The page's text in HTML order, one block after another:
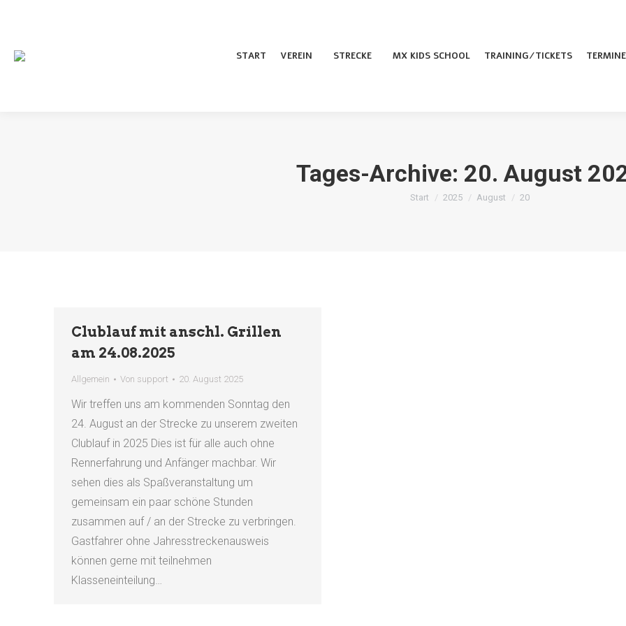
START VEREIN STRECKE MX KIDS SCHOOL TRAINING/TICKETS TERMINE
Tages-Archive: 20. August
Sie befinden sich hier:
Start 2025 August 20
Clublauf mit anschl. Grillen
am 24.08.2025
Allgemein Von support 20. August 2025
Wir treffen uns am kommenden Sonntag den
24. August an der Strecke zu unserem zweiten
Clublauf in 2025 Dies ist für alle auch ohne
Rennerfahrung und Anfänger machbar. Wir
sehen dies als Spaßveranstaltung um
gemeinsam ein paar schöne Stunden
zusammen auf / an der Strecke zu verbringen.
Gastfahrer ohne Jahresstreckenausweis
können gerne mit teilnehmen
Klasseneinteilung…